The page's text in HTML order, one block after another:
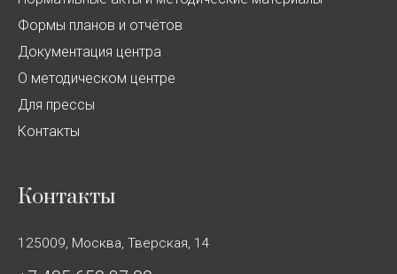
Формы планов и отчётов
Документация центра
О методическом центре
Для прессы
Контакты
Контакты
125009, Москва, Тверская, 14